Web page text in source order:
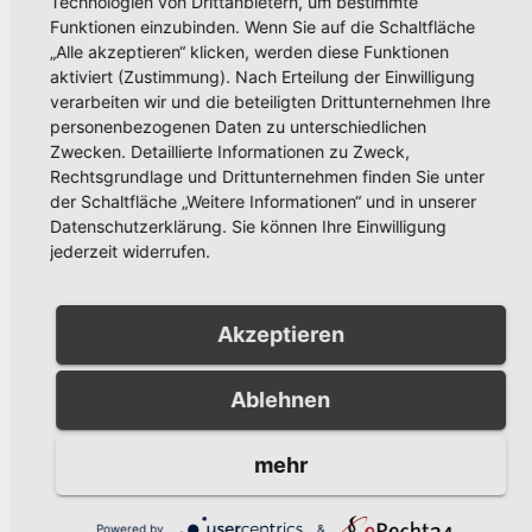
oder 10 Jahren zu sanieren. Bei kleinen
Mängeln ist sogar eine Sanierungsfrist
von 20 Jahren denkbar.
Die Stadtentwässerung Arnsberg steht
Ihnen für Rückfragen unter der Tel.-Nr.
02932/201 3434 jederzeit gern zur
Verfügung.
Keine ähnlichen Inhalte.
Beitragsnavigation
Theater zum
Weltalzheimertag: „Du bist
meine Mutter“ in der
VHS-
Funktionen einzubinden. Wenn Sie auf die Schaltfläche
„Alle akzeptieren“ klicken, werden diese Funktionen
aktiviert (Zustimmung). Nach Erteilung der Einwilligung
verarbeiten wir und die beteiligten Drittunternehmen Ihre
personenbezogenen Daten zu unterschiedlichen
Zwecken. Detaillierte Informationen zu Zweck,
Rechtsgrundlage und Drittunternehmen finden Sie unter
der Schaltfläche „Weitere Informationen“ und in unserer
Datenschutzerklärung. Sie können Ihre Einwilligung
jederzeit widerrufen.
Akzeptieren
Ablehnen
mehr
Powered by &